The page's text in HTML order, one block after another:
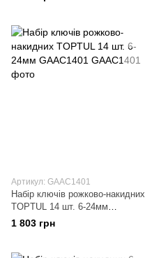
Артикул: GAAC1401
Набір ключів рожково-накидних
TOPTUL 14 шт. 6-24мм
GAAC1401
1 803 грн